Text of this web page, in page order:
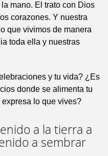
mano. El trato con Dios
corazones. Y nuestra
que vivimos de manera
toda ella y nuestras
y tu vida? ¿Es
donde se alimenta tu
lo que vives?
a la tierra a
a sembrar